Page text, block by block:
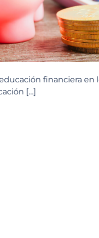
financiera en
[…]